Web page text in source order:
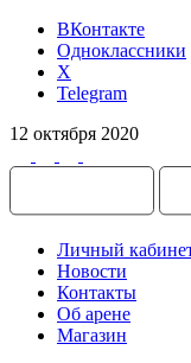
ВКонтакте
Одноклассники
X
Telegram
12 октября 2020
Личный
Новости
Контакты
Об арене
Магазин